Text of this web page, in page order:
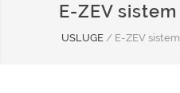
E-ZEV sistem
USLUGE / E-ZEV sistem